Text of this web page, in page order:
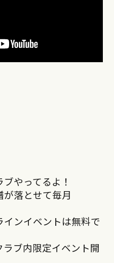
やってるよ！
落とせて毎月
ンイベントは無料で
ブ内限定イベント開